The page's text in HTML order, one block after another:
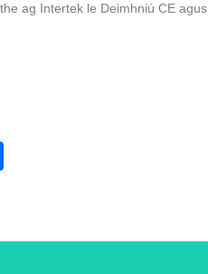
ag Intertek le Deimhniú CE agus
Share